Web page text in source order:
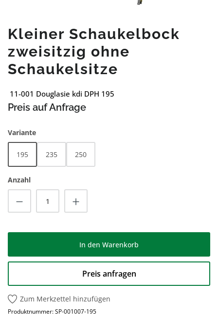
Kleiner Schaukelbock
zweisitzig ohne
Schaukelsitze
11-001 Douglasie kdi DPH 195
Preis auf Anfrage
Varianteauswählen
195 235 250
Anzahl
Produkt Anzahl: Gib den gewünschten
In den Warenkorb
Preis anfragen
Zum Merkzettel hinzufügen
Produktnummer:SP-001007-195